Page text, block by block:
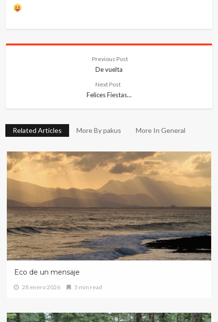
Previous Post
De vuelta
Next Post
Felices Fiestas…
Related Articles More By pakus More In General
Eco de un mensaje
28 enero 2026 5 min read